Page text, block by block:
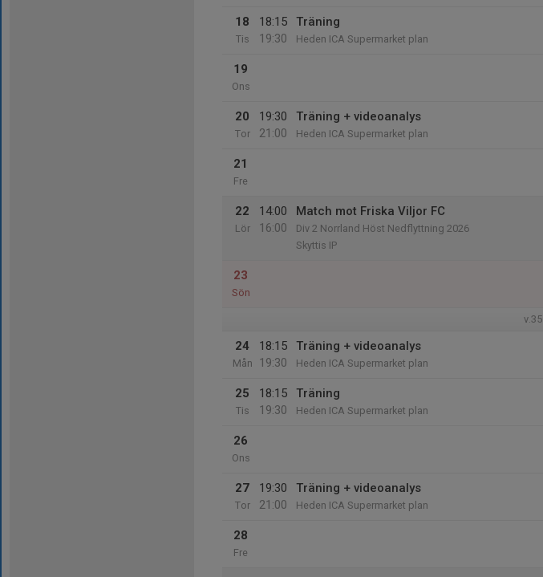
18
Tis
18:15
19:30
Träning
Heden ICA Supermarket plan
19
Ons
20
Tor
19:30
21:00
Träning + videoanalys
Heden ICA Supermarket plan
21
Fre
22
Lör
14:00
16:00
Match mot Friska Viljor FC
Div 2 Norrland Höst Nedflyttning 2026
Skyttis IP
23
Sön
v.35
24
Mån
18:15
19:30
Träning + videoanalys
Heden ICA Supermarket plan
25
Tis
18:15
19:30
Träning
Heden ICA Supermarket plan
26
Ons
27
Tor
19:30
21:00
Träning + videoanalys
Heden ICA Supermarket plan
28
Fre